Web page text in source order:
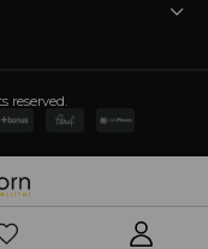
reserved.